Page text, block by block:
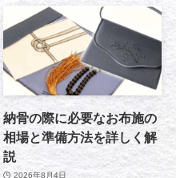
納骨の際に必要なお布施の
相場と準備方法を詳しく解
説
2026年8月4日